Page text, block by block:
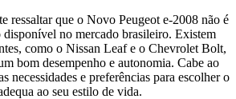
ressaltar que o Novo Peugeot e-2008 não é
no mercado brasileiro. Existem
como o Nissan Leaf e o Chevrolet Bolt,
bom desempenho e autonomia. Cabe ao
necessidades e preferências para escolher o
ao seu estilo de vida.